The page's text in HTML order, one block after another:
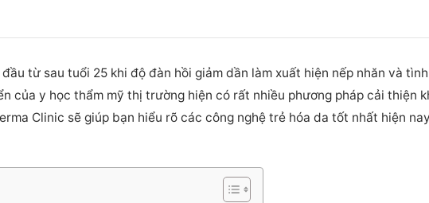
từ sau tuổi 25 khi độ đàn hồi giảm dần làm xuất hiện nếp nhăn và
của y học thẩm mỹ thị trường hiện có rất nhiều phương pháp cải thiện
Clinic sẽ giúp bạn hiểu rõ các công nghệ trẻ hóa da tốt nhất hiện